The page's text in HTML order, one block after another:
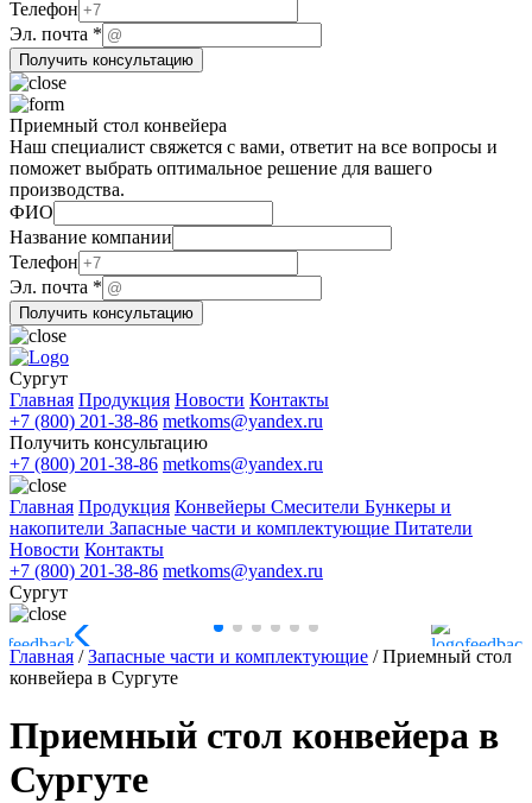
Телефон
Эл. почта *
Получить консультацию
Приемный стол конвейера
Наш специалист свяжется с вами, ответит на все вопросы и
поможет выбрать оптимальное решение для вашего
производства.
ФИО
Название компании
Телефон
компании
Эл.
ФИО
Эл. почта *
Получить консультацию
Сургут
Главная Продукция Новости Контакты
+7 (800) 201-38-86 metkoms@yandex.ru
Получить консультацию
+7 (800) 201-38-86 metkoms@yandex.ru
Главная Продукция Конвейеры Смесители Бункеры и
накопители Запасные части и комплектующие Питатели
Новости Контакты
+7 (800) 201-38-86 metkoms@yandex.ru
Сургут
Главная /Запасные части и комплектующие /Приемный стол
конвейера в Сургуте
Приемный стол конвейера в
Сургуте